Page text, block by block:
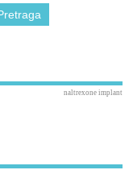
naltrexone implant